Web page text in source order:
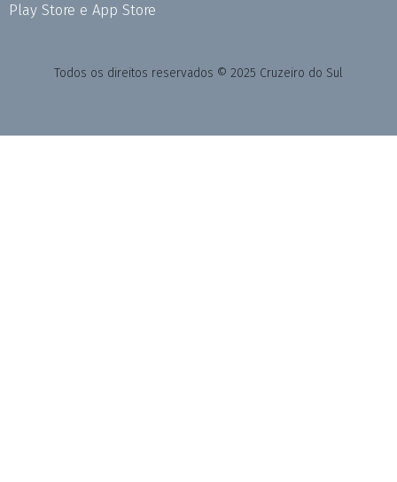
Play Store e App Store
Todos os direitos reservados © 2025 Cruzeiro do Sul